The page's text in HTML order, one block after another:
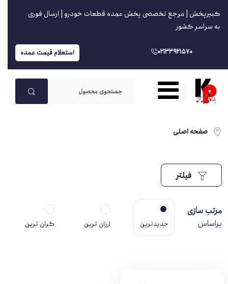
کبیرپخش | مرجع تخصصی پخش عمده قطعات خودرو | ارسال فوری
به سراسر کشور
02133921570 استعلام قیمت عمده
صفحه اصلی
فیلتر
مرتب سازی
براساس
جدیدترین ارزان ترین گران ترین